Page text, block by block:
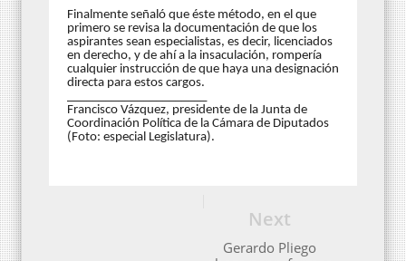
Finalmente señaló que éste método, en el que
primero se revisa la documentación de que los
aspirantes sean especialistas, es decir, licenciados
en derecho, y de ahí a la insaculación, rompería
cualquier instrucción de que haya una designación
directa para estos cargos.
Francisco Vázquez, presidente de la Junta de
Coordinación Política de la Cámara de Diputados
(Foto: especial Legislatura).
Next
Gerardo Pliego